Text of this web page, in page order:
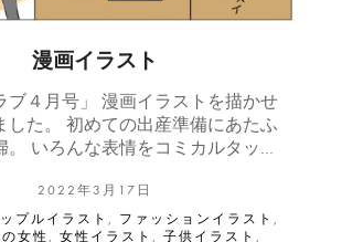
漫画イラスト
ブ４月号」 漫画イラストを描かせ
した。 初めての出産準備にあたふ
。 いろんな表情をコミカルタッ…
2022年3月17日
プルイラスト , ファッションイラスト ,
女性 , 女性イラスト , 子供イラスト ,